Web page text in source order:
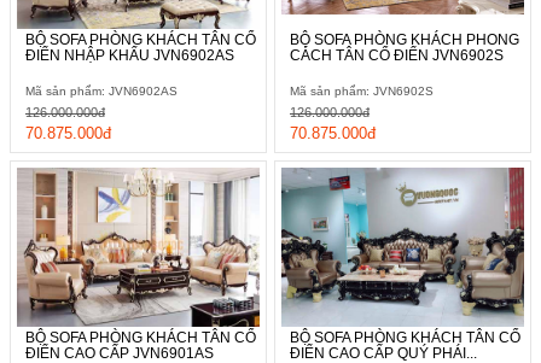
BỘ SOFA PHÒNG KHÁCH TÂN CỔ
ĐIỂN NHẬP KHẨU JVN6902AS
Mã sản phẩm: JVN6902AS
70.875.000đ
126.000.000đ
BỘ SOFA PHÒNG KHÁCH PHONG
CÁCH TÂN CỔ ĐIỂN JVN6902S
Mã sản phẩm: JVN6902S
70.875.000đ
126.000.000đ
BỘ SOFA PHÒNG KHÁCH TÂN CỔ
ĐIỂN CAO CẤP JVN6901AS
BỘ SOFA PHÒNG KHÁCH TÂN CỔ
ĐIỂN CAO CẤP QUÝ PHÁI...